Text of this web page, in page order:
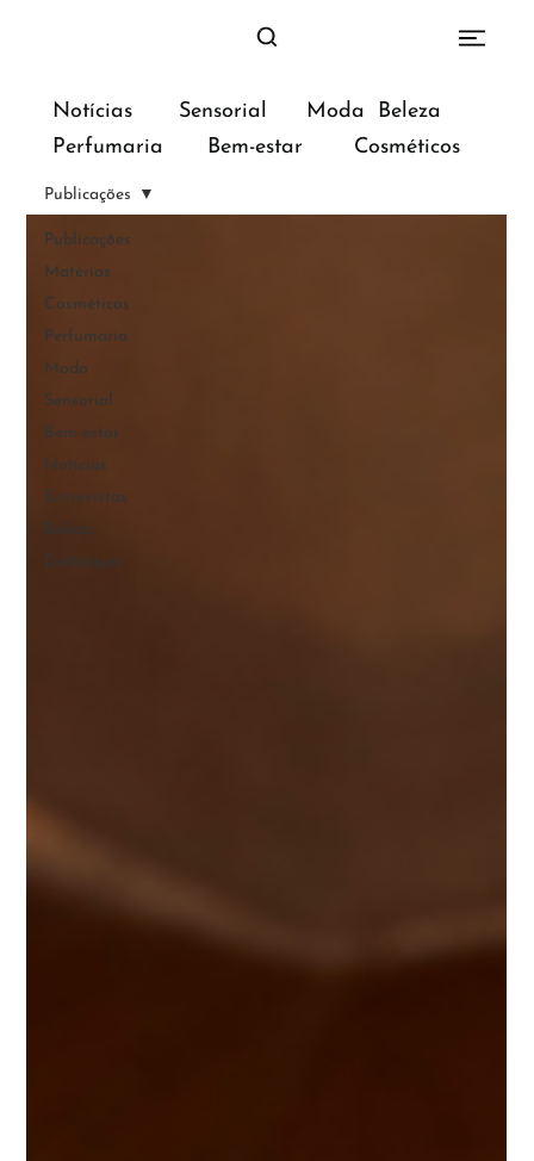
Cosméticos
Perfumaria
Moda
Bem-estar
Beleza
Sensorial
Notícias
Publicações
Matérias
Cosméticos
Perfumaria
Moda
Sensorial
Bem-estar
Notícias
Entrevistas
Beleza
Destaques
Publicações